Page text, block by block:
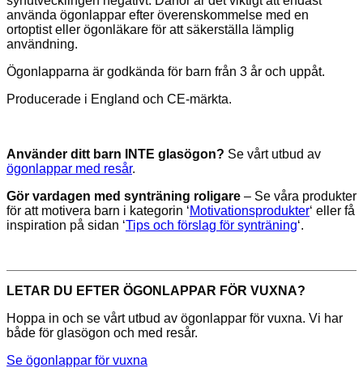
använda ögonlappar efter överenskommelse med en
ortoptist eller ögonläkare för att säkerställa lämplig
användning.
Ögonlapparna är godkända för barn från 3 år och uppåt.
Producerade i England och CE-märkta.
Använder ditt barn INTE glasögon? Se vårt utbud av
ögonlappar med resår.
Gör vardagen med synträning roligare – Se våra produkter
för att motivera barn i kategorin ‘Motivationsprodukter‘ eller få
inspiration på sidan ‘Tips och förslag för synträning‘.
LETAR DU EFTER ÖGONLAPPAR FÖR VUXNA?
Hoppa in och se vårt utbud av ögonlappar för vuxna. Vi har
både för glasögon och med resår.
Se ögonlappar för vuxna